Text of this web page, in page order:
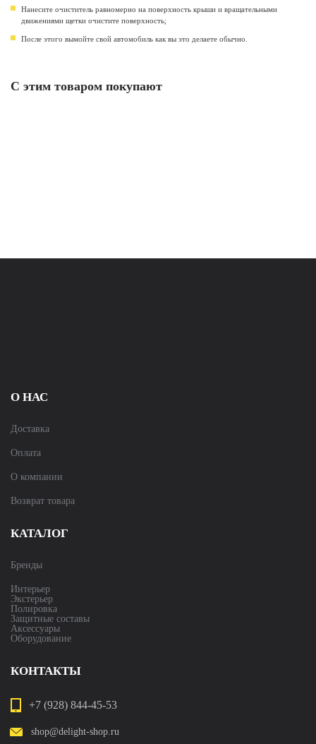
Нанесите очиститель равномерно на поверхность крыши и вращательными
движениями щетки очистите поверхность;
После этого вымойте свой автомобиль как вы это делаете обычно.
С этим товаром покупают
О НАС
Доставка
Оплата
О компании
Возврат товара
КАТАЛОГ
Бренды
Интерьер
Экстерьер
Полировка
Защитные составы
Аксессуары
Оборудование
КОНТАКТЫ
+7 (928) 844-45-53
shop@delight-shop.ru